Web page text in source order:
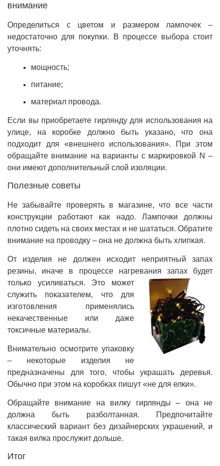
внимание
Определиться с цветом и размером лампочек –
недостаточно для покупки. В процессе выбора стоит
уточнять:
мощность;
питание;
материал провода.
Если вы приобретаете гирлянду для использования на
улице, на коробке должно быть указано, что она
подходит для «внешнего использования». При этом
обращайте внимание на варианты с маркировкой N –
они имеют дополнительный слой изоляции.
Полезные советы
Не забывайте проверять в магазине, что все части
конструкции работают как надо. Лампочки должны
плотно сидеть на своих местах и не шататься. Обратите
внимание на проводку – она не должна быть хлипкая.
От изделия не должен исходит неприятный запах
резины, иначе в процессе нагревания запахбудет
только усиливаться. Это может
служить показателем, что для
изготовления применялись
некачественные или даже
токсичные материалы.
Внимательно осмотрите упаковку
– некоторые изделия не
предназначены для того, чтобы украшать деревья.
Обычно при этом на коробках пишут «не для елки».
Обращайте внимание на вилку гирлянды – она не
должна быть разболтанная. Предпочитайте
классический вариант без дизайнерских украшений, и
такая вилка прослужит дольше.
Итог